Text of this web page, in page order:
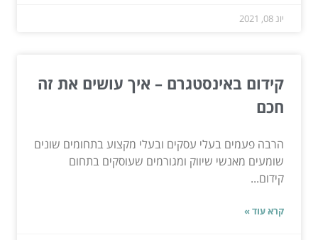
יונ 08, 2021
קידום באינסטגרם – איך עושים את זה
חכם
הרבה פעמים בעלי עסקים ובעלי מקצוע בתחומים שונים
שומעים מאנשי שיווק ומגורמים שעוסקים בתחום
קידום...
קרא עוד »